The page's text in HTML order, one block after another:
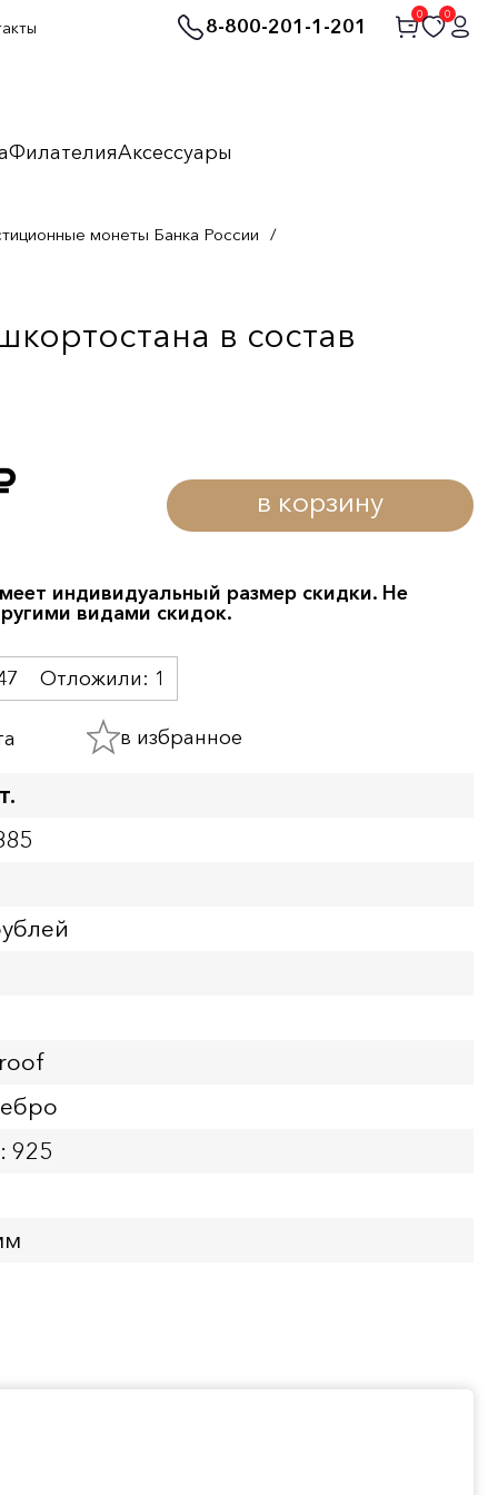
8-800-201-1-201
0 0
ФилателияАксессуары
монеты Банка России /
в состав
в корзину
индивидуальный размер скидки. Не
видами скидок.
Отложили: 1
в избранное
925